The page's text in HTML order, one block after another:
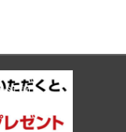
法則